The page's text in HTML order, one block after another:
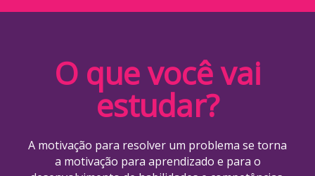
O que você vai
estudar?
A motivação para resolver um problema se torna
a motivação para aprendizado e para o